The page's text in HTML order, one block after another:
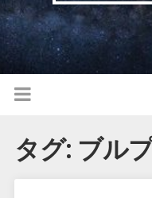
タグ: ブル